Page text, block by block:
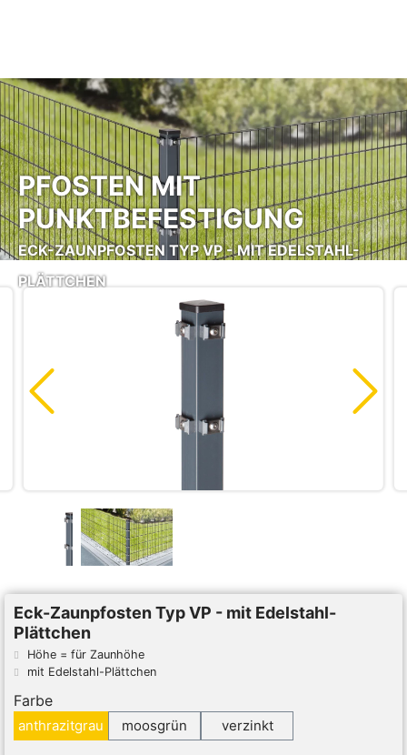
PFOSTEN MIT
PUNKTBEFESTIGUNG
ECK-ZAUNPFOSTEN TYP VP - MIT EDELSTAHL-
PLÄTTCHEN
Eck-Zaunpfosten Typ VP - mit Edelstahl-
Plättchen
Höhe = für Zaunhöhe
mit Edelstahl-Plättchen
Farbe
anthrazitgrau moosgrün verzinkt